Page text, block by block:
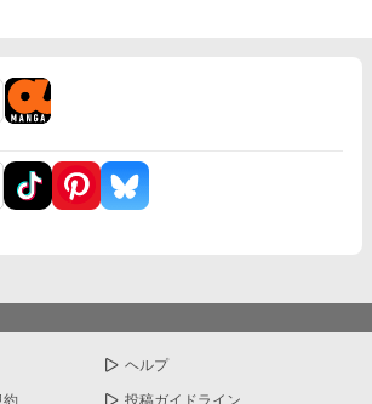
ヘルプ
約 投稿ガイドライン